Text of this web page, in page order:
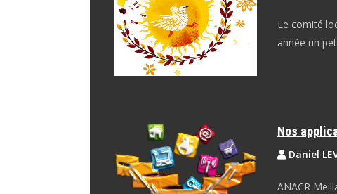
Le comité
année un
Nos
Daniel
ANACR